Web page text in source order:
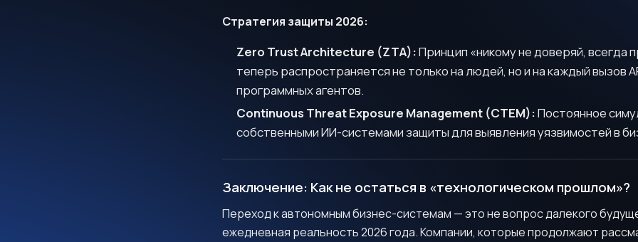
Стратегия защиты 2026:
Zero Trust Architecture (ZTA):Принцип «никому не доверяй, всегда
теперь распространяется не только на людей, но и на каждый вызов
программных агентов.
Continuous Threat Exposure Management (CTEM):Постоянное
собственными ИИ-системами защиты для выявления уязвимостей в
Заключение: Как не остаться в «технологическом прошлом»?
Переход к автономным бизнес-системам — это не вопрос далекого
ежедневная реальность 2026 года. Компании, которые продолжают